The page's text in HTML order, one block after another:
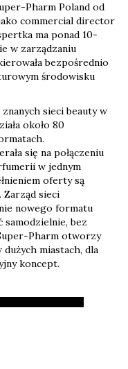
Pharm Poland od
jako commercial director
ma ponad 10-
w zarządzaniu
bezpośrednio
środowisku
sieci beauty w
około 80
się na połączeniu
w jednym
oferty są
Zarząd sieci
nowego formatu
samodzielnie, bez
Pharm otworzy
miastach, dla
koncept.